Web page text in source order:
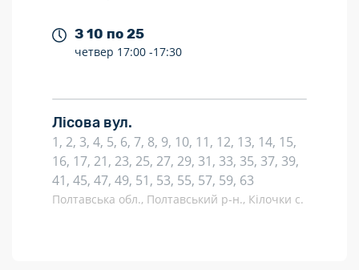
З 10 по 25
четвер 17:00 -17:30
Лісова вул.
1, 2, 3, 4, 5, 6, 7, 8, 9, 10, 11, 12, 13, 14, 15,
16, 17, 21, 23, 25, 27, 29, 31, 33, 35, 37, 39,
41, 45, 47, 49, 51, 53, 55, 57, 59, 63
Полтавська обл., Полтавський р-н., Кілочки с.